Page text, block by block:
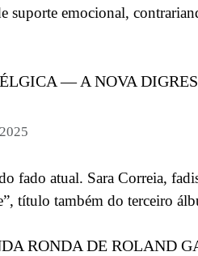
suporte emocional,
— A NOVA
fado atual. Sara Correia,
título também do terceiro
RONDA DE ROLAND